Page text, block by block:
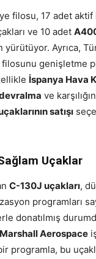
filosu, 17 adet aktif
ve 10 adet
Ayrıca,
genişletme
İspanya Hava
ve
satışı
Uçaklar
C-130J uçakları,
programları
donatılmış
Marshall Aerospace
bir programla, bu